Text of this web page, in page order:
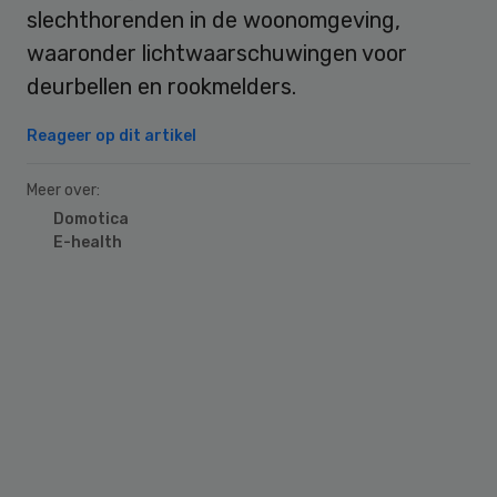
slechthorenden in de woonomgeving,
waaronder lichtwaarschuwingen voor
deurbellen en rookmelders.
Reageer op dit artikel
Meer over:
Domotica
E-health